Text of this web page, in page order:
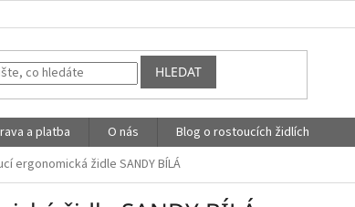
HLEDAT
a platba O nás
Blog o rostoucích židlích
ergonomická židle SANDY BÍLÁ